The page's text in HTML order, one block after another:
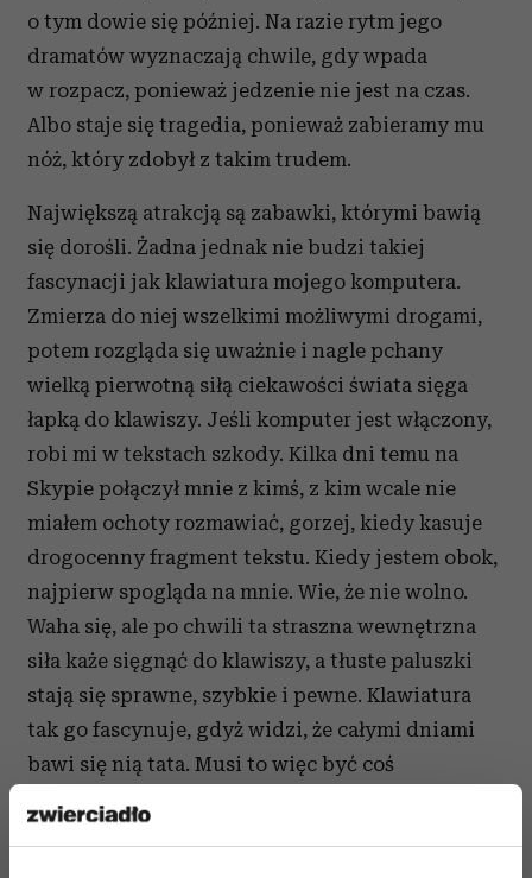
o tym dowie się później. Na razie rytm jego
dramatów wyznaczają chwile, gdy wpada
w rozpacz, ponieważ jedzenie nie jest na czas.
Albo staje się tragedia, ponieważ zabieramy mu
nóż, który zdobył z takim trudem.
Największą atrakcją są zabawki, którymi bawią
się dorośli. Żadna jednak nie budzi takiej
fascynacji jak klawiatura mojego komputera.
Zmierza do niej wszelkimi możliwymi drogami,
potem rozgląda się uważnie i nagle pchany
wielką pierwotną siłą ciekawości świata sięga
łapką do klawiszy. Jeśli komputer jest włączony,
robi mi w tekstach szkody. Kilka dni temu na
Skypie połączył mnie z kimś, z kim wcale nie
miałem ochoty rozmawiać, gorzej, kiedy kasuje
drogocenny fragment tekstu. Kiedy jestem obok,
najpierw spogląda na mnie. Wie, że nie wolno.
Waha się, ale po chwili ta straszna wewnętrzna
siła każe sięgnąć do klawiszy, a tłuste paluszki
stają się sprawne, szybkie i pewne. Klawiatura
tak go fascynuje, gdyż widzi, że całymi dniami
bawi się nią tata. Musi to więc być coś